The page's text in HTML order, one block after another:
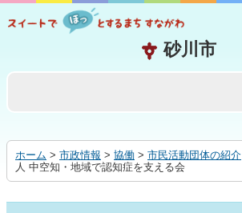
る
ホーム > 市政情報 > 協働 > 市民活動団体の紹介
人 中空知・地域で認知症を支える会